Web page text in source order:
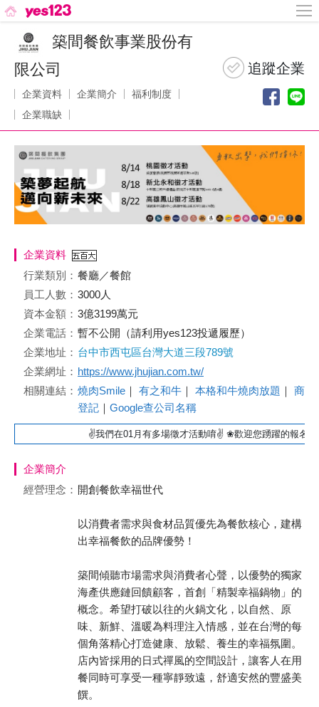
築間餐飲事業股份有
限公司
企業資料 企業簡介
福利制度
企業職缺
企業資料
行業類別： 餐廳／餐館
員工人數： 3000人
資本金額： 3億3199萬元
企業電話： 暫不公開（請利用yes123投遞履歷）
企業地址： 台中市西屯區台灣大道三段789號
企業網址： https://www.jhujian.com.tw/
相關連結： 燒肉Smile ｜ 有之和牛 ｜ 本格和牛燒肉放題 ｜ 商業
登記 ｜ Google查公司名稱
✌我們在01月有多場徵才活動唷✌ ❀歡迎您踴躍的報名❀
企業簡介
經營理念： 開創餐飲幸福世代
以消費者需求與食材品質優先為餐飲核心，建構
出幸福餐飲的品牌優勢！
築間傾聽市場需求與消費者心聲，以優勢的獨家
海產供應鏈回饋顧客，首創「精製幸福鍋物」的
概念。希望打破以往的火鍋文化，以自然、原
味、新鮮、溫暖為料理注入情感，並在台灣的每
個角落精心打造健康、放鬆、養生的幸福氛圍。
店內皆採用的日式禪風的空間設計，讓客人在用
餐同時可享受一種寧靜致遠，舒適安然的豐盛美
饌。